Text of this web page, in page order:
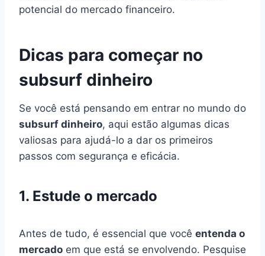
potencial do mercado financeiro.
Dicas para começar no
subsurf dinheiro
Se você está pensando em entrar no mundo do
subsurf dinheiro, aqui estão algumas dicas
valiosas para ajudá-lo a dar os primeiros
passos com segurança e eficácia.
1. Estude o mercado
Antes de tudo, é essencial que você entenda o
mercado em que está se envolvendo. Pesquise